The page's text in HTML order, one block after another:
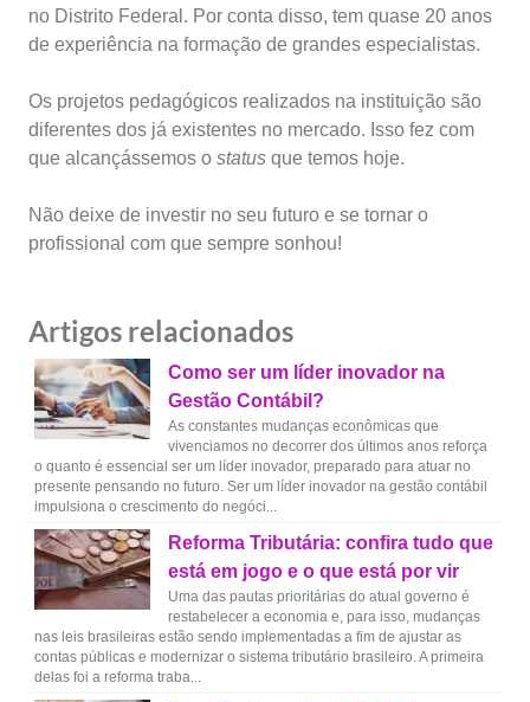
no Distrito Federal. Por conta disso, tem quase 20 anos
de experiência na formação de grandes especialistas.
Os projetos pedagógicos realizados na instituição são
diferentes dos já existentes no mercado. Isso fez com
que alcançássemos o status que temos hoje.
Não deixe de investir no seu futuro e se tornar o
profissional com que sempre sonhou!
Artigos relacionados
Como ser um líder inovador na
Gestão Contábil?
As constantes mudanças econômicas que
vivenciamos no decorrer dos últimos anos reforça
o quanto é essencial ser um líder inovador, preparado para atuar no
presente pensando no futuro. Ser um líder inovador na gestão contábil
impulsiona o crescimento do negóci...
Reforma Tributária: confira tudo que
está em jogo e o que está por vir
Uma das pautas prioritárias do atual governo é
restabelecer a economia e, para isso, mudanças
nas leis brasileiras estão sendo implementadas a fim de ajustar as
contas públicas e modernizar o sistema tributário brasileiro. A primeira
delas foi a reforma traba...